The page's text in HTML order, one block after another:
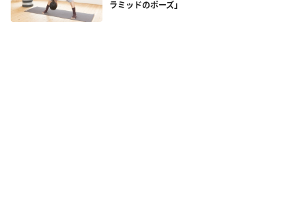
ラミッドのポーズ」